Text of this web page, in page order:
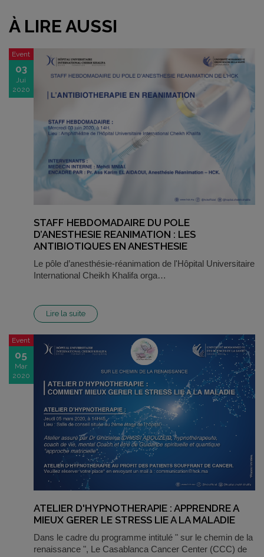
À LIRE AUSSI
Event
03
Jui
2020
STAFF HEBDOMADAIRE DU POLE
D’ANESTHESIE REANIMATION : LES
ANTIBIOTIQUES EN ANESTHESIE
Le pôle d’anesthésie-réanimation de l'Hôpital Universitaire
International Cheikh Khalifa orga…
Lire la suite
Event
05
Mar
2020
ATELIER D'HYPNOTHERAPIE : APPRENDRE A
MIEUX GERER LE STRESS LIE A LA MALADIE
Dans le cadre du programme intitulé " sur le chemin de la
renaissance ", Le Casablanca Cancer Center (CCC) de